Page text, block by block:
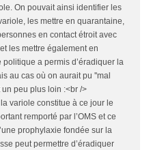
On pouvait ainsi identifier les
les mettre en quarantaine,
en contact étroit avec
les mettre également en
politique a permis d’éradiquer la
au cas où on aurait pu ''mal
peu plus loin :<br />
variole constitue à ce jour le
remporté par l’OMS et ce
prophylaxie fondée sur la
peut permettre d’éradiquer